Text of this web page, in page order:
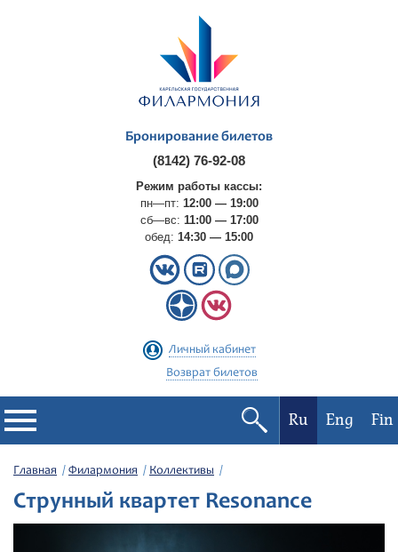
Бронирование билетов
(8142) 76-92-08
Режим работы кассы:
пн—пт: 12:00 — 19:00
сб—вс: 11:00 — 17:00
обед: 14:30 — 15:00
Личный кабинет
Возврат билетов
Филармония
Афиша
Ru Eng Fin
Главная Филармония Коллективы
Струнный квартет Resonance